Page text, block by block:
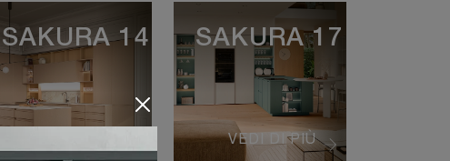
SAKURA 14
VEDI DI PIÙ
SAKURA 17